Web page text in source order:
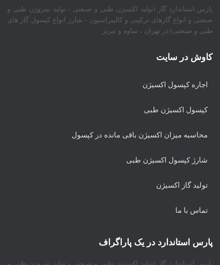
پارس استاندارد گاز (تولید اکسیژن طبی و صنعتی - تولید نیتروژن طبی و
صنعتی و انواع گازهای ترکیبی و کالیبراسیون - شارژ انواع کپسول گاز های
طبی و صنعتی) در تهران ، ساوه و تبریز
کاوش در سایت
اجاره کپسول اکسیژن
کپسول اکسیژن طبی
محاسبه میزان اکسیژن باقی مانده در کپسول
شارژ کپسول اکسیژن طبی
تولید گاز اکسیژن
تماس با ما
پارس استاندارد در یک پاراگراف